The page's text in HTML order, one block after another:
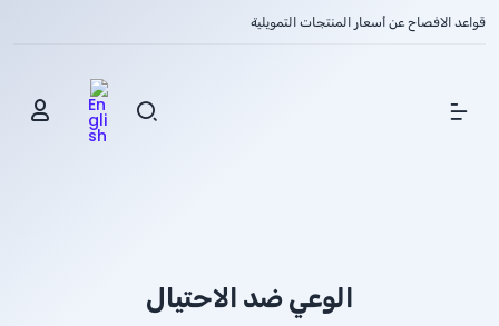
قواعد الافصاح عن أسعار المنتجات التمويلية
Show Menu
الوعي ضد الاحتيال